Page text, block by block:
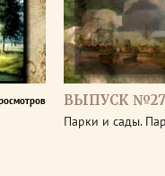
ВЫПУСК
Парки и сады.